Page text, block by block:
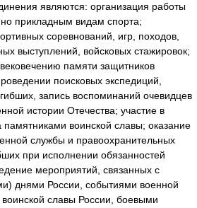
являются: организация работы
прикладным видам спорта;
соревнований, игр, походов,
выступлений, войсковых стажировок;
памяти защитников
поисковых экспедиций,
запись воспоминаний очевидцев
истории Отечества; участие в
памятниками воинской славы; оказание
службы и правоохранительных
при исполнении обязанностей
мероприятий, связанных с
днями России, событиями военной
воинской славы России, боевыми